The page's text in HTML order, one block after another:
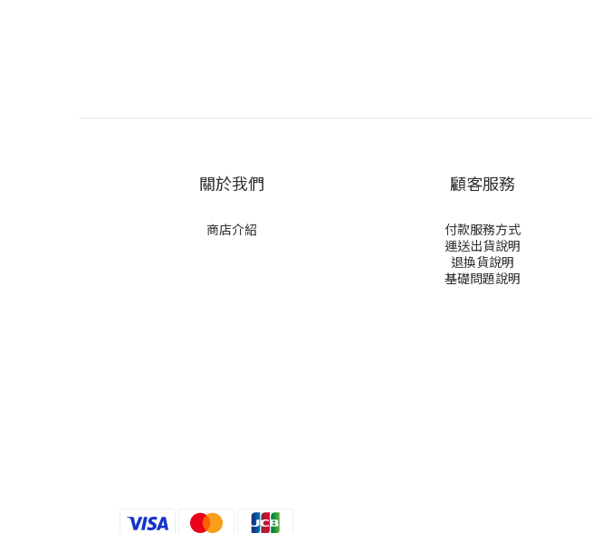
關於我們
商店介紹
顧客服務
付款服務方式
運送出貨說明
退換貨說明
基礎問題說明